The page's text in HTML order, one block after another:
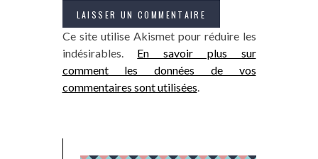
Ce site utilise Akismet pour réduire les
indésirables. En savoir plus sur
comment les données de vos
commentaires sont utilisées.